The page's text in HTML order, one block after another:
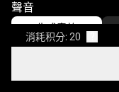
聲音
生成音效
進階設定
消耗积分: 20